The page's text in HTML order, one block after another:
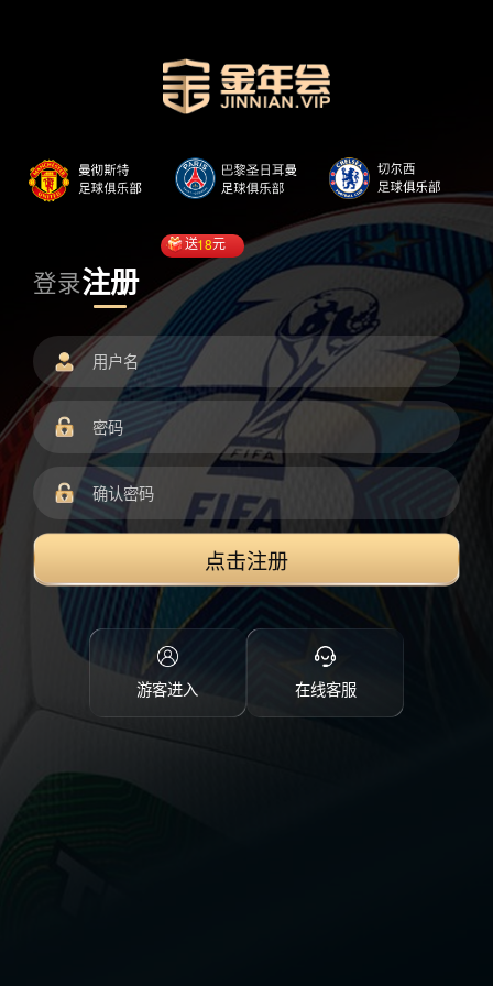
登录注册
送18元
点击注册
游客进入 在线客服